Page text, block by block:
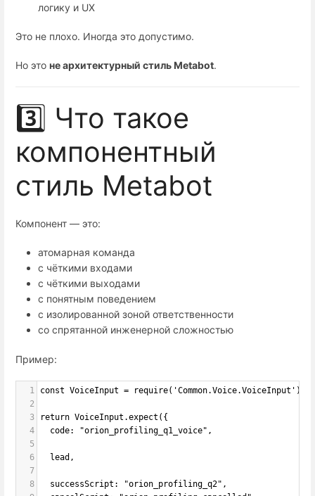
логику и UX
Это не плохо. Иногда это допустимо.
Но это не архитектурный стиль Metabot.
3️⃣ Что такое
компонентный
стиль Metabot
Компонент — это:
атомарная команда
с чёткими входами
с чёткими выходами
с понятным поведением
с изолированной зоной ответственности
со спрятанной инженерной сложностью
Пример:
1
const VoiceInput = require('Common.Voice.VoiceInput')
2
3
return VoiceInput.expect({
4
  code: "orion_profiling_q1_voice",
5
6
  lead,
7
8
  successScript: "orion_profiling_q2",